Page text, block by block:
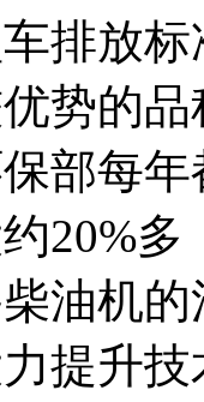
排放
势的
部每
20%
柴油机
提升